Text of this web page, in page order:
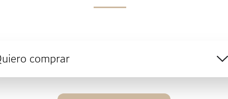
comprar